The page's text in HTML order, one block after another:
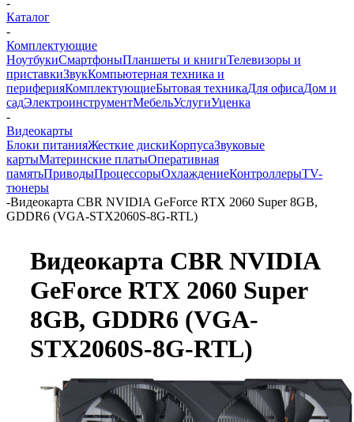
-
Каталог
-
Комплектующие
НоутбукиСмартфоныПланшеты и книгиТелевизоры и
приставкиЗвукКомпьютерная техника и
периферияКомплектующиеБытовая техникаДля офисаДом и
садЭлектроинструментМебельУслугиУценка
-
Видеокарты
Блоки питанияЖесткие дискиКорпусаЗвуковые
картыМатеринские платыОперативная
памятьПриводыПроцессорыОхлаждениеКонтроллерыTV-
тюнеры
-Видеокарта CBR NVIDIA GeForce RTX 2060 Super 8GB,
GDDR6 (VGA-STX2060S-8G-RTL)
Видеокарта CBR NVIDIA
GeForce RTX 2060 Super
8GB, GDDR6 (VGA-
STX2060S-8G-RTL)